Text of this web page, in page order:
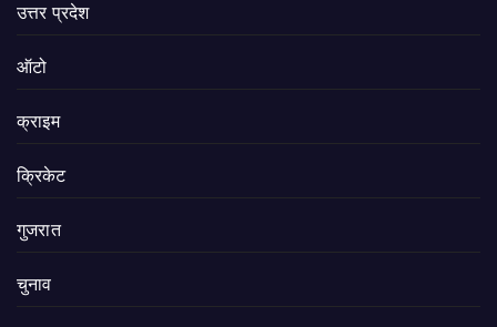
उत्तर प्रदेश
ऑटो
क्राइम
क्रिकेट
गुजरात
चुनाव